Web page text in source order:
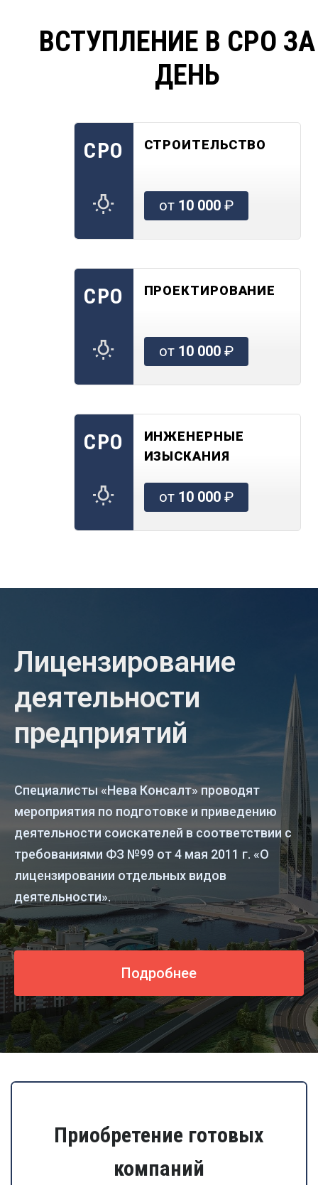
ВСТУПЛЕНИЕ В СРО
ДЕНЬ
СРО СТРОИТЕЛЬСТВО
от 10 000₽
СРО ПРОЕКТИРОВАНИЕ
от 10 000₽
СРО
ИНЖЕНЕРНЫЕ
ИЗЫСКАНИЯ
от 10 000₽
Лицензирование
деятельности
предприятий
Специалисты «Нева Консалт» проводят
мероприятия по подготовке и приведению
деятельности соискателей в соответствии с
требованиями ФЗ №99 от 4 мая 2011 г. «О
лицензировании отдельных видов
деятельности».
Подробнее
Приобретение готовых
компаний